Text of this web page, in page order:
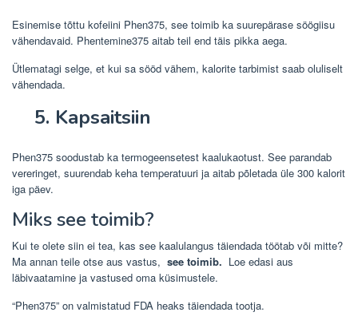
Esinemise tõttu kofeiini Phen375, see toimib ka suurepärase söögiisu
vähendavaid. Phentemine375 aitab teil end täis pikka aega.
Ütlematagi selge, et kui sa sööd vähem, kalorite tarbimist saab oluliselt
vähendada.
5. Kapsaitsiin
Phen375 soodustab ka termogeensetest kaalukaotust. See parandab
vereringet, suurendab keha temperatuuri ja aitab põletada üle 300 kalorit
iga päev.
Miks see toimib?
Kui te olete siin ei tea, kas see kaalulangus täiendada töötab või mitte?
Ma annan teile otse aus vastus, see toimib. Loe edasi aus
läbivaatamine ja vastused oma küsimustele.
“Phen375” on valmistatud FDA heaks täiendada tootja.